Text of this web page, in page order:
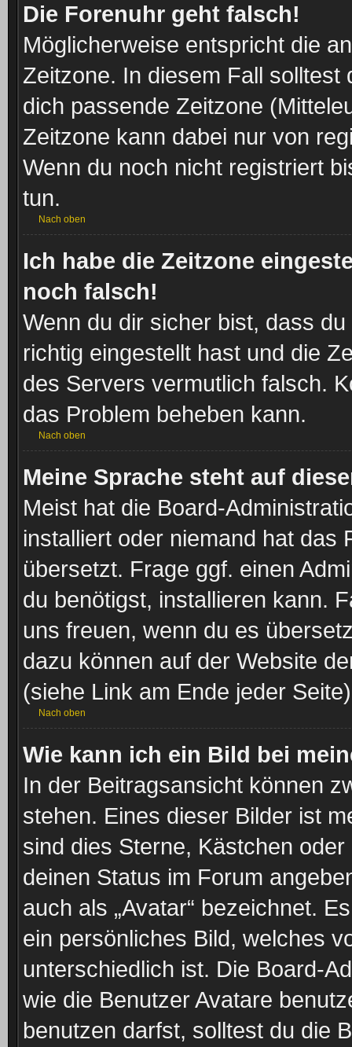
Die Forenuhr geht falsch!
Möglicherweise entspricht die
Zeitzone. In diesem Fall solltest
dich passende Zeitzone
Zeitzone kann dabei nur von
Wenn du noch nicht registriert
tun.
Nach oben
Ich habe die Zeitzone
noch falsch!
Wenn du dir sicher bist, dass
richtig eingestellt hast und die
des Servers vermutlich falsch.
das Problem beheben kann.
Nach oben
Meine Sprache steht auf
Meist hat die Board-
installiert oder niemand hat das
übersetzt. Frage ggf. einen
du benötigst, installieren kann.
uns freuen, wenn du es
dazu können auf der Website
(siehe Link am Ende jeder
Nach oben
Wie kann ich ein Bild bei
In der Beitragsansicht können
stehen. Eines dieser Bilder ist
sind dies Sterne, Kästchen
deinen Status im Forum
auch als „Avatar“ bezeichnet.
ein persönliches Bild, welches
unterschiedlich ist. Die Board-
wie die Benutzer Avatare
benutzen darfst, solltest du die